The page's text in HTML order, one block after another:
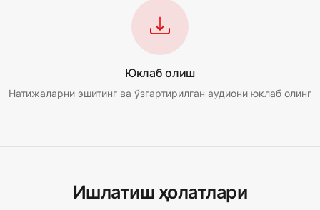
Юклаб олиш
Натижаларни эшитинг ва ўзгартирилган аудиони юклаб олинг
Ишлатиш ҳолатлари